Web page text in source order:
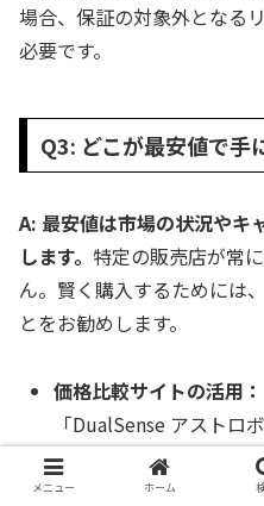
場合、保証の対象外となる
必要です。
Q3: どこが最安値で手
A: 最安値は市場の状況やキ
します。 特定の販売店が常
ん。賢く購入するためには
とをお勧めします。
価格比較サイトの活用：
「DualSense アストロ
ZCT1JZC」で検索し、
格をリアルタイムで比較
メニュー ホーム